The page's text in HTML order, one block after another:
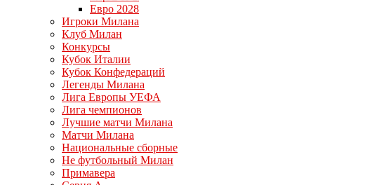
Евро 2028
Игроки Милана
Клуб Милан
Конкурсы
Кубок Италии
Кубок Конфедераций
Легенды Милана
Лига Европы УЕФА
Лига чемпионов
Лучшие матчи Милана
Матчи Милана
Национальные сборные
Не футбольный Милан
Примавера